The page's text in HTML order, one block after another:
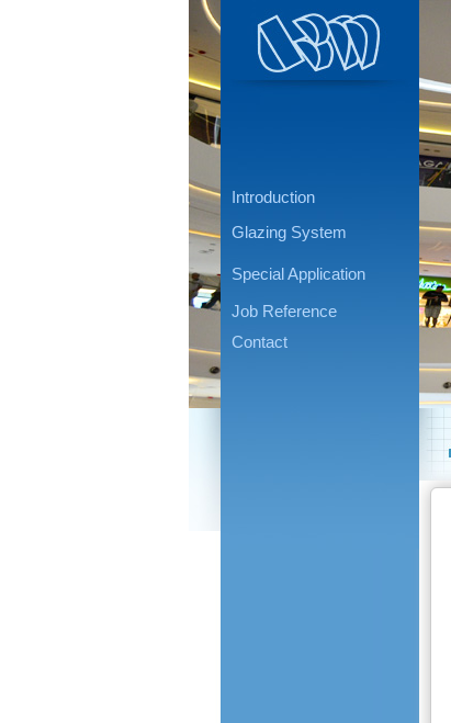
Introduction
Glazing System
Special Application
Job Reference
Contact